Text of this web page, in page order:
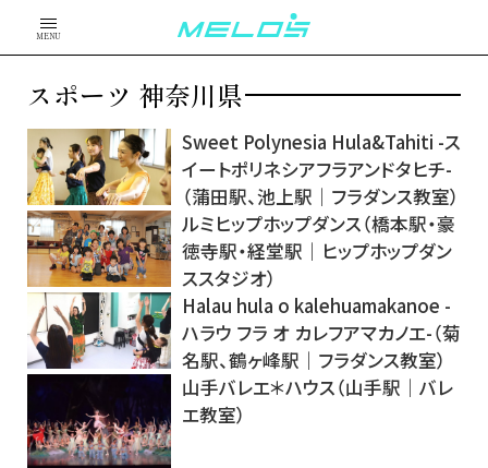
MENU
スポーツ 神奈川県
Sweet Polynesia Hula&Tahiti -ス
イートポリネシアフラアンドタヒチ-
（蒲田駅、池上駅｜フラダンス教室）
ルミヒップホップダンス（橋本駅・豪
徳寺駅・経堂駅｜ヒップホップダン
ススタジオ）
Halau hula o kalehuamakanoe -
ハラウ フラ オ カレフアマカノエ-（菊
名駅、鶴ヶ峰駅｜フラダンス教室）
山手バレエ＊ハウス（山手駅｜バレ
エ教室）